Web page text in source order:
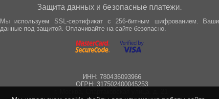
Защита данных и безопасные платежи.
Мы используем SSL-сертификат с 256-битным шифрованием. Ваши
данные под защитой. Оплачивайте на сайте безопасно.
ИНН: 780436093966
ОГРН: 317502400045253